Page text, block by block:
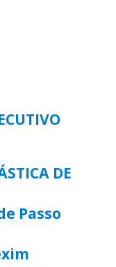
DE
Passo